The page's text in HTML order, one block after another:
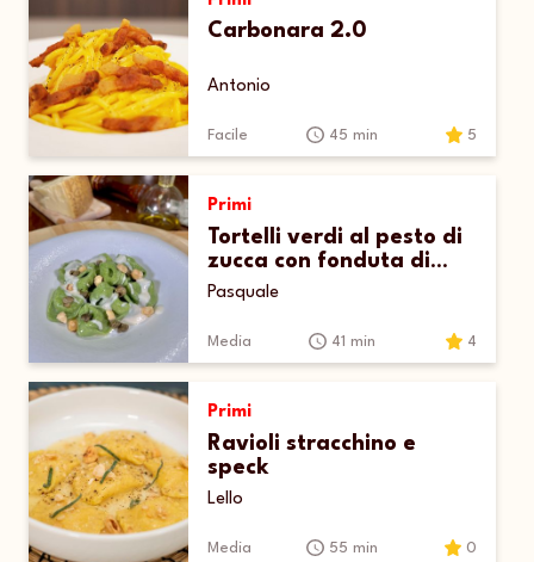
Carbonara 2.0
Antonio
Facile 45 min 5
Primi
Tortelli verdi al pesto di
zucca con fonduta di
Grana Padano
Pasquale
Media 41 min 4
Primi
Ravioli stracchino e
speck
Lello
Media 55 min 0